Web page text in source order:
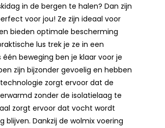
in de bergen te halen? Dan zijn
voor jou! Ze zijn ideaal voor
bieden optimale bescherming
lus trek je ze in een
beweging ben je klaar voor je
zijn bijzonder gevoelig en hebben
zorgt ervoor dat de
zonder de isolatielaag te
zorgt ervoor dat vocht wordt
Dankzij de wolmix voering